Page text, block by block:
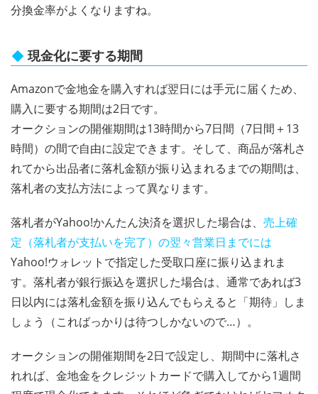
分換金率がよくなりますね。
現金化に要する期間
Amazonで金地金を購入すれば翌日には手元に届くため、
購入に要する期間は2日です。
オークションの開催期間は13時間から7日間（7日間＋13
時間）の間で自由に設定できます。そして、商品が落札さ
れてから出品者に落札金額が振り込まれるまでの期間は、
落札者の支払方法によって異なります。
落札者がYahoo!かんたん決済を選択した場合は、 売上確
定（落札者が支払いを完了）の翌々営業日までには
Yahoo!ウォレットで指定した受取口座に振り込まれま
す。落札者が銀行振込を選択した場合は、通常であれば3
日以内には落札金額を振り込んでもらえると「期待」しま
しょう（こればっかりは待つしかないので…）。
オークションの開催期間を2日で設定し、期間中に落札さ
れれば、金地金をクレジットカードで購入してから1週間